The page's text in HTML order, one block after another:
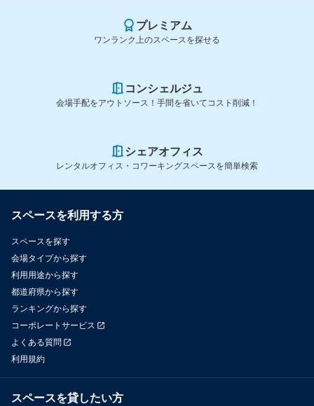
プレミアム
ワンランク上のスペースを探せる
コンシェルジュ
会場手配をアウトソース！手間を省いてコスト削減！
シェアオフィス
レンタルオフィス・コワーキングスペースを簡単検索
スペースを利用する方
スペースを探す
会場タイプから探す
利用用途から探す
都道府県から探す
ランキングから探す
コーポレートサービス
よくある質問
利用規約
スペースを貸したい方